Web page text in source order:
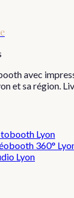
avec
et sa région.
Lyon
360°
Lyon